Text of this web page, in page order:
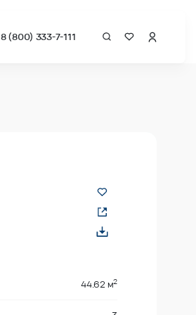
8 (800) 333-7-111
44.62 м2